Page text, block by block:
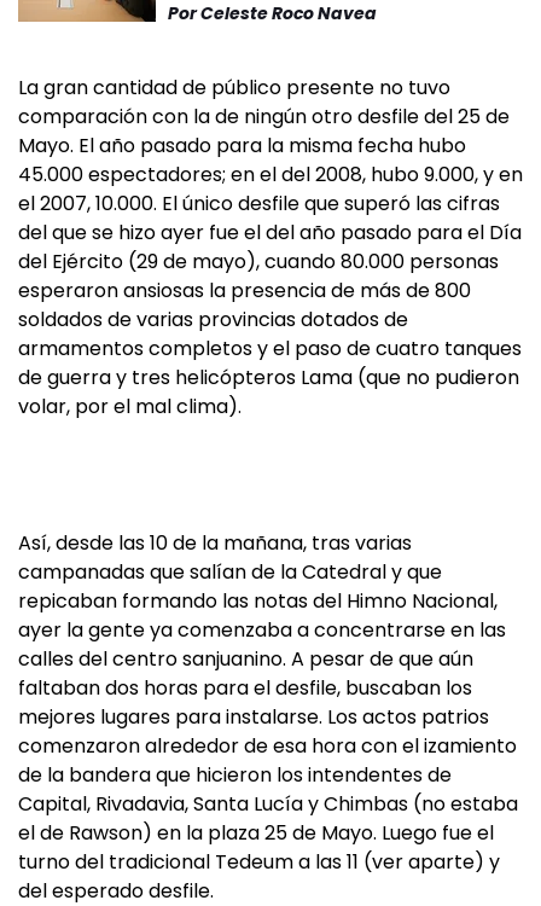
PorCeleste Roco Navea
La gran cantidad de público presente no tuvo
comparación con la de ningún otro desfile del 25 de
Mayo. El año pasado para la misma fecha hubo
45.000 espectadores; en el del 2008, hubo 9.000, y en
el 2007, 10.000. El único desfile que superó las cifras
del que se hizo ayer fue el del año pasado para el Día
del Ejército (29 de mayo), cuando 80.000 personas
esperaron ansiosas la presencia de más de 800
soldados de varias provincias dotados de
armamentos completos y el paso de cuatro tanques
de guerra y tres helicópteros Lama (que no pudieron
volar, por el mal clima).
Así, desde las 10 de la mañana, tras varias
campanadas que salían de la Catedral y que
repicaban formando las notas del Himno Nacional,
ayer la gente ya comenzaba a concentrarse en las
calles del centro sanjuanino. A pesar de que aún
faltaban dos horas para el desfile, buscaban los
mejores lugares para instalarse. Los actos patrios
comenzaron alrededor de esa hora con el izamiento
de la bandera que hicieron los intendentes de
Capital, Rivadavia, Santa Lucía y Chimbas (no estaba
el de Rawson) en la plaza 25 de Mayo. Luego fue el
turno del tradicional Tedeum a las 11 (ver aparte) y
del esperado desfile.